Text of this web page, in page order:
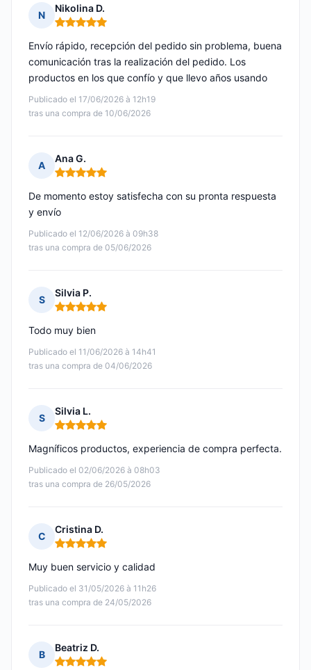
N
Nikolina D.
Nota: 5 de 5
Publicado el 17/06/2026 à 12h19
tras una compra de 10/06/2026
Envío rápido, recepción del pedido sin problema, buena
comunicación tras la realización del pedido. Los
productos en los que confío y que llevo años usando
A
Ana G.
Nota: 5 de 5
Publicado el 12/06/2026 à 09h38
tras una compra de 05/06/2026
De momento estoy satisfecha con su pronta respuesta
y envío
S
Silvia P.
Nota: 5 de 5
Publicado el 11/06/2026 à 14h41
tras una compra de 04/06/2026
Todo muy bien
S
Silvia L.
Nota: 5 de 5
Publicado el 02/06/2026 à 08h03
tras una compra de 26/05/2026
Magníficos productos, experiencia de compra perfecta.
C
Cristina D.
Nota: 5 de 5
Publicado el 31/05/2026 à 11h26
tras una compra de 24/05/2026
Muy buen servicio y calidad
B
Beatriz D.
Nota: 5 de 5